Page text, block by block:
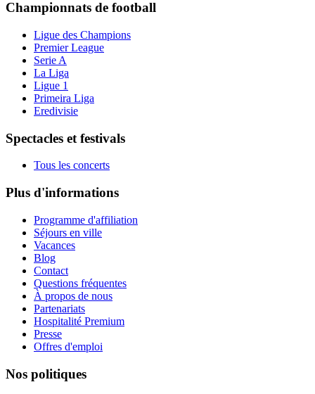
Championnats de football
Ligue des Champions
Premier League
Serie A
La Liga
Ligue 1
Primeira Liga
Eredivisie
Spectacles et festivals
Tous les concerts
Plus d'informations
Programme d'affiliation
Séjours en ville
Vacances
Blog
Contact
Questions fréquentes
À propos de nous
Partenariats
Hospitalité Premium
Presse
Offres d'emploi
Nos politiques